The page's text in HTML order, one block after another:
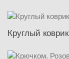
Круглый